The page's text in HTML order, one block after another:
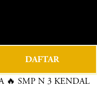
DAFTAR
🔥 SMP N 3 KENDAL